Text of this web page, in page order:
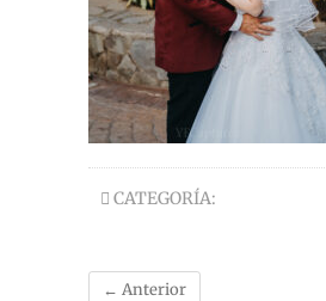
CATEGORÍA:
← Anterior